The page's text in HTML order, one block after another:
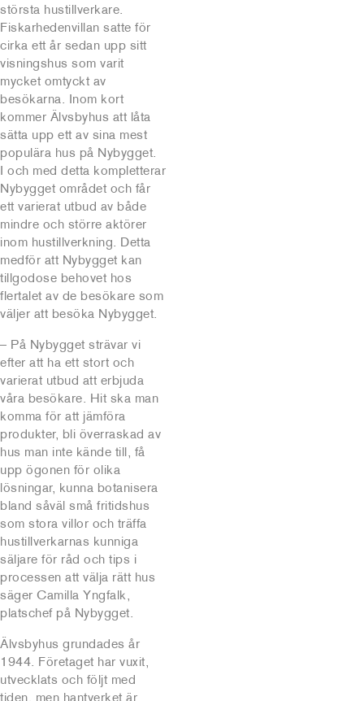
största hustillverkare.
Fiskarhedenvillan satte för
cirka ett år sedan upp sitt
visningshus som varit
mycket omtyckt av
besökarna. Inom kort
kommer Älvsbyhus att låta
sätta upp ett av sina mest
populära hus på Nybygget.
I och med detta kompletterar
Nybygget området och får
ett varierat utbud av både
mindre och större aktörer
inom hustillverkning. Detta
medför att Nybygget kan
tillgodose behovet hos
flertalet av de besökare som
väljer att besöka Nybygget.
– På Nybygget strävar vi
efter att ha ett stort och
varierat utbud att erbjuda
våra besökare. Hit ska man
komma för att jämföra
produkter, bli överraskad av
hus man inte kände till, få
upp ögonen för olika
lösningar, kunna botanisera
bland såväl små fritidshus
som stora villor och träffa
hustillverkarnas kunniga
säljare för råd och tips i
processen att välja rätt hus
säger Camilla Yngfalk,
platschef på Nybygget.
Älvsbyhus grundades år
1944. Företaget har vuxit,
utvecklats och följt med
tiden, men hantverket är